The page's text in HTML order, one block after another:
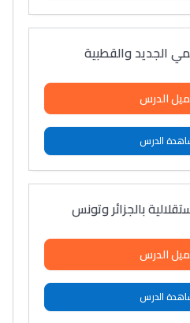
الجديد والقطبية
الدرس
الدرس
بالجزائر وتونس
الدرس
الدرس